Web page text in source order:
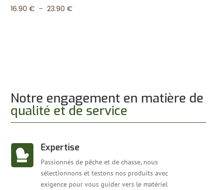
16.90€ – 23.90€
Notre engagement en matière de
qualité et de service

Expertise
Passionnés de pêche et de chasse, nous
sélectionnons et testons nos produits avec
exigence pour vous guider vers le matériel